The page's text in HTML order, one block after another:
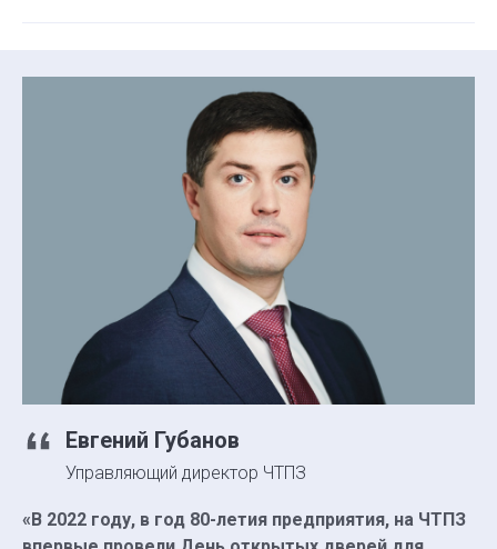
«В 2022 году, в год 80-летия предприятия, на ЧТПЗ
Евгений Губанов
Управляющий директор ЧТПЗ